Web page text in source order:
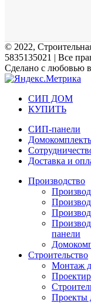
© 2022,
5835135021 | Все
Сделано с любовью в
СИП ДОМ
КУПИТЬ
СИП-панели
Доставка и
Производство
панели
Строительство
Монтаж
Проекты